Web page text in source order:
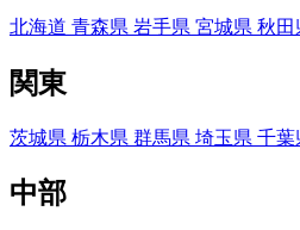
北海道 青森県 岩手県 宮城県 秋田
関東
茨城県 栃木県 群馬県 埼玉県 千葉
中部